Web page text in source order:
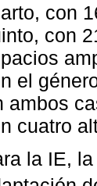
con
con
el
ambos
cuatro
la IE,